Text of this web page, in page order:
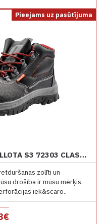
Pieejams uz pasūtījuma
DARBA DROŠĪBAS APAVI BELLOTA S3 72303 CLASSIC PASTIPRINĀTS PURNGALS
zolīti un
drošība ir mūsu mērķis.
iek&scaro..